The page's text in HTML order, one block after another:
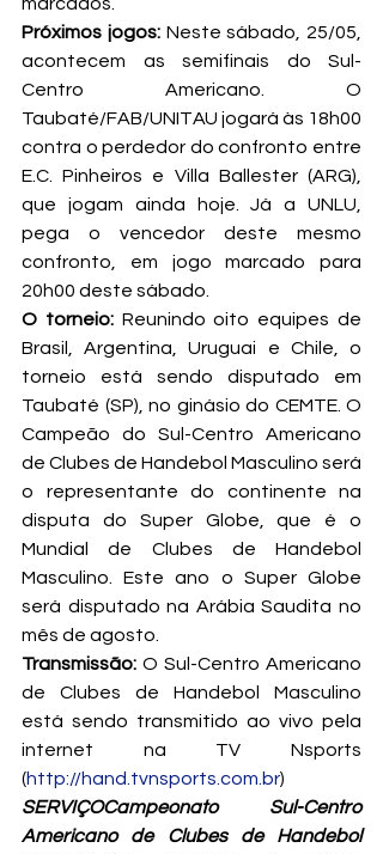
Próximos jogos: Neste sábado, 25/05,
acontecem as semifinais do Sul-
Centro Americano. O
Taubaté/FAB/UNITAU jogará às 18h00
contra o perdedor do confronto entre
E.C. Pinheiros e Villa Ballester (ARG),
que jogam ainda hoje. Já a UNLU,
pega o vencedor deste mesmo
confronto, em jogo marcado para
20h00 deste sábado.
O torneio: Reunindo oito equipes de
Brasil, Argentina, Uruguai e Chile, o
torneio está sendo disputado em
Taubaté (SP), no ginásio do CEMTE. O
Campeão do Sul-Centro Americano
de Clubes de Handebol Masculino será
o representante do continente na
disputa do Super Globe, que é o
Mundial de Clubes de Handebol
Masculino. Este ano o Super Globe
será disputado na Arábia Saudita no
mês de agosto.
Transmissão: O Sul-Centro Americano
de Clubes de Handebol Masculino
está sendo transmitido ao vivo pela
internet na TV Nsports
(http://hand.tvnsports.com.br)
SERVIÇOCampeonato Sul-Centro
Americano de Clubes de Handebol